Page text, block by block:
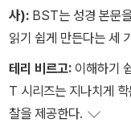
사): BST는 성경 본문
읽기 쉽게 만든다는 세
평적 분석보다는 본문
두면서 쓴 강해서이기
본다. 더욱이 평이한 문
테리 비르고: 이해하기
T 시리즈는 지나치게
찰을 제공한다.